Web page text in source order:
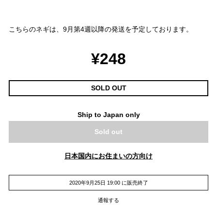
こちらのネギは、9月第4週以降の発送を予定しております。
¥248
SOLD OUT
Ship to Japan only
Sold out
日本国内にお住まいの方向け
2020年9月25日 19:00 に販売終了
通報する